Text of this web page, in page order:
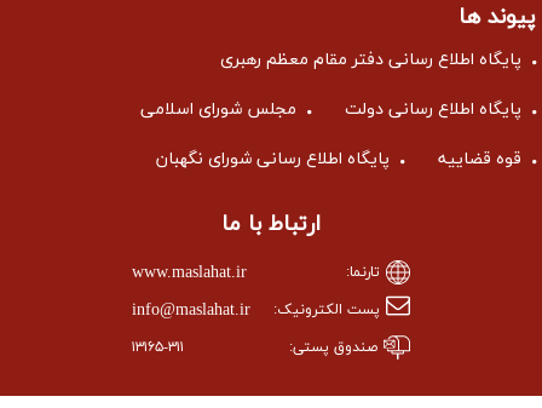
پیوند ها
پایگاه اطلاع رسانی دفتر مقام معظم رهبری
پایگاه اطلاع رسانی دولت مجلس شورای اسلامی
قوه قضاییه پایگاه اطلاع رسانی شورای نگهبان
ارتباط با ما
تارنما: www.maslahat.ir
پست الکترونیک: info@maslahat.ir
صندوق پستی: ۱۳۱۶۵-۳۱۱